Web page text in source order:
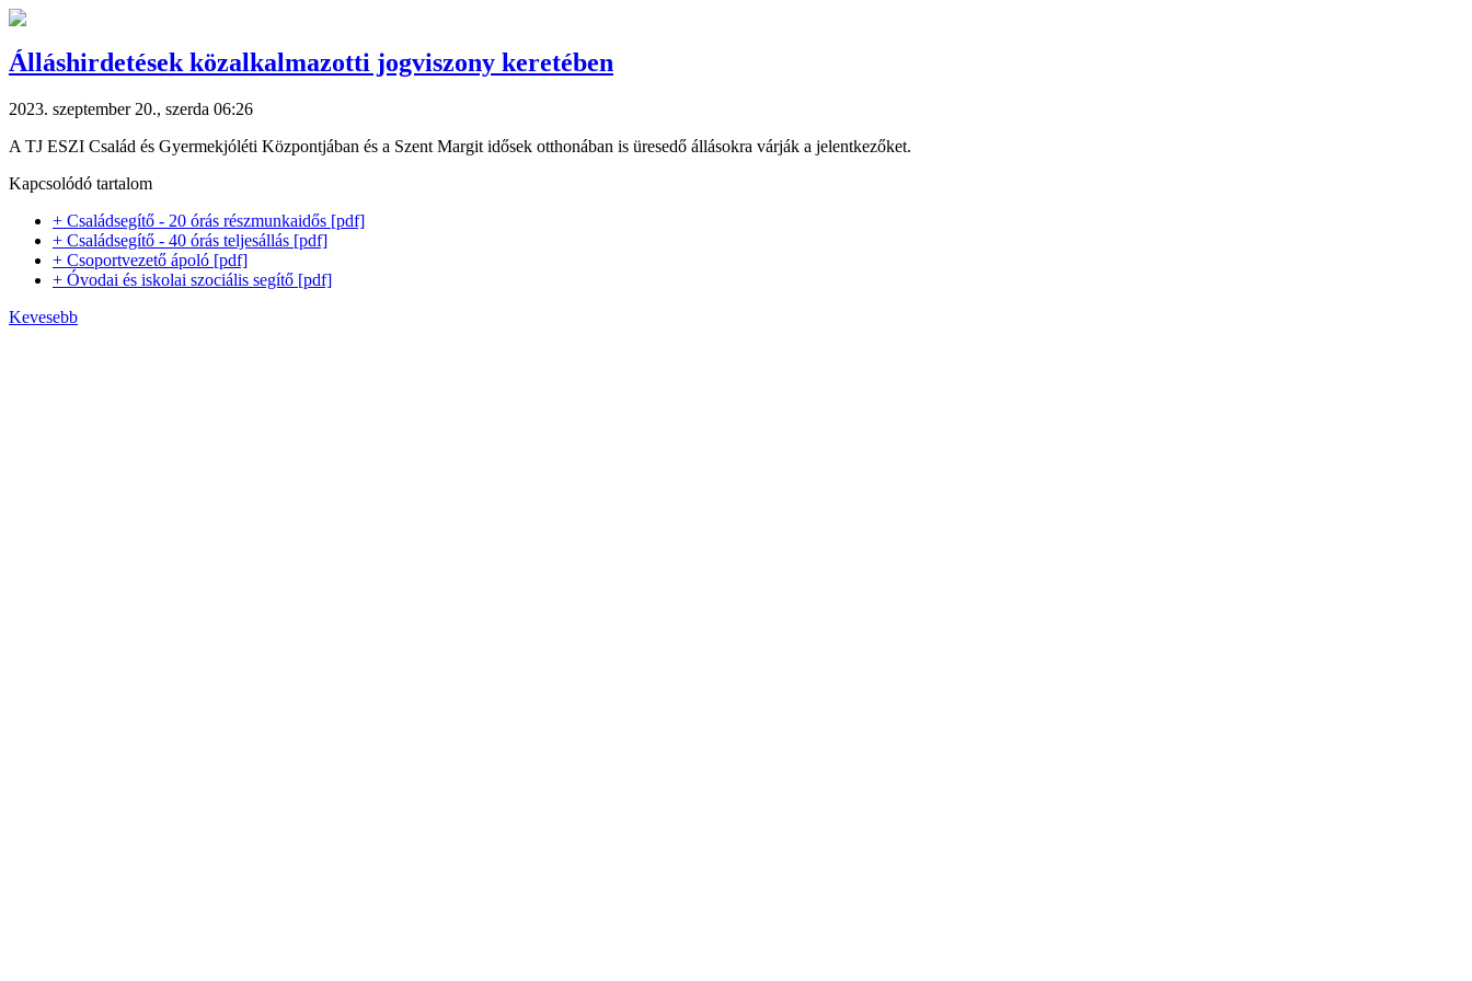
Álláshirdetések közalkalmazotti jogviszony keretében
2023. szeptember 20., szerda 06:26
A TJ ESZI Család és Gyermekjóléti Központjában és a Szent Margit idősek otthonában is üresedő állásokra várják a jelentkezőket.
Kapcsolódó tartalom
+ Családsegítő - 20 órás részmunkaidős [pdf]
+ Családsegítő - 40 órás teljesállás [pdf]
+ Csoportvezető ápoló [pdf]
+ Óvodai és iskolai szociális segítő [pdf]
Kevesebb